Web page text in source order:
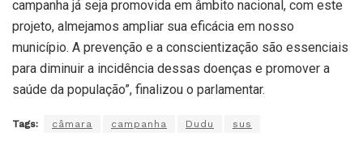
campanha já seja promovida em âmbito nacional, com este
projeto, almejamos ampliar sua eficácia em nosso
município. A prevenção e a conscientização são essenciais
para diminuir a incidência dessas doenças e promover a
saúde da população”, finalizou o parlamentar.
Tags: câmara campanha Dudu sus